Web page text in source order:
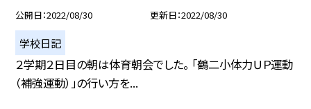
公開日 2022/08/30 更新日 2022/08/30
学校日記
２学期２日目の朝は体育朝会でした。 「鶴二小体力ＵＰ運動
（補強運動）」の行い方を...